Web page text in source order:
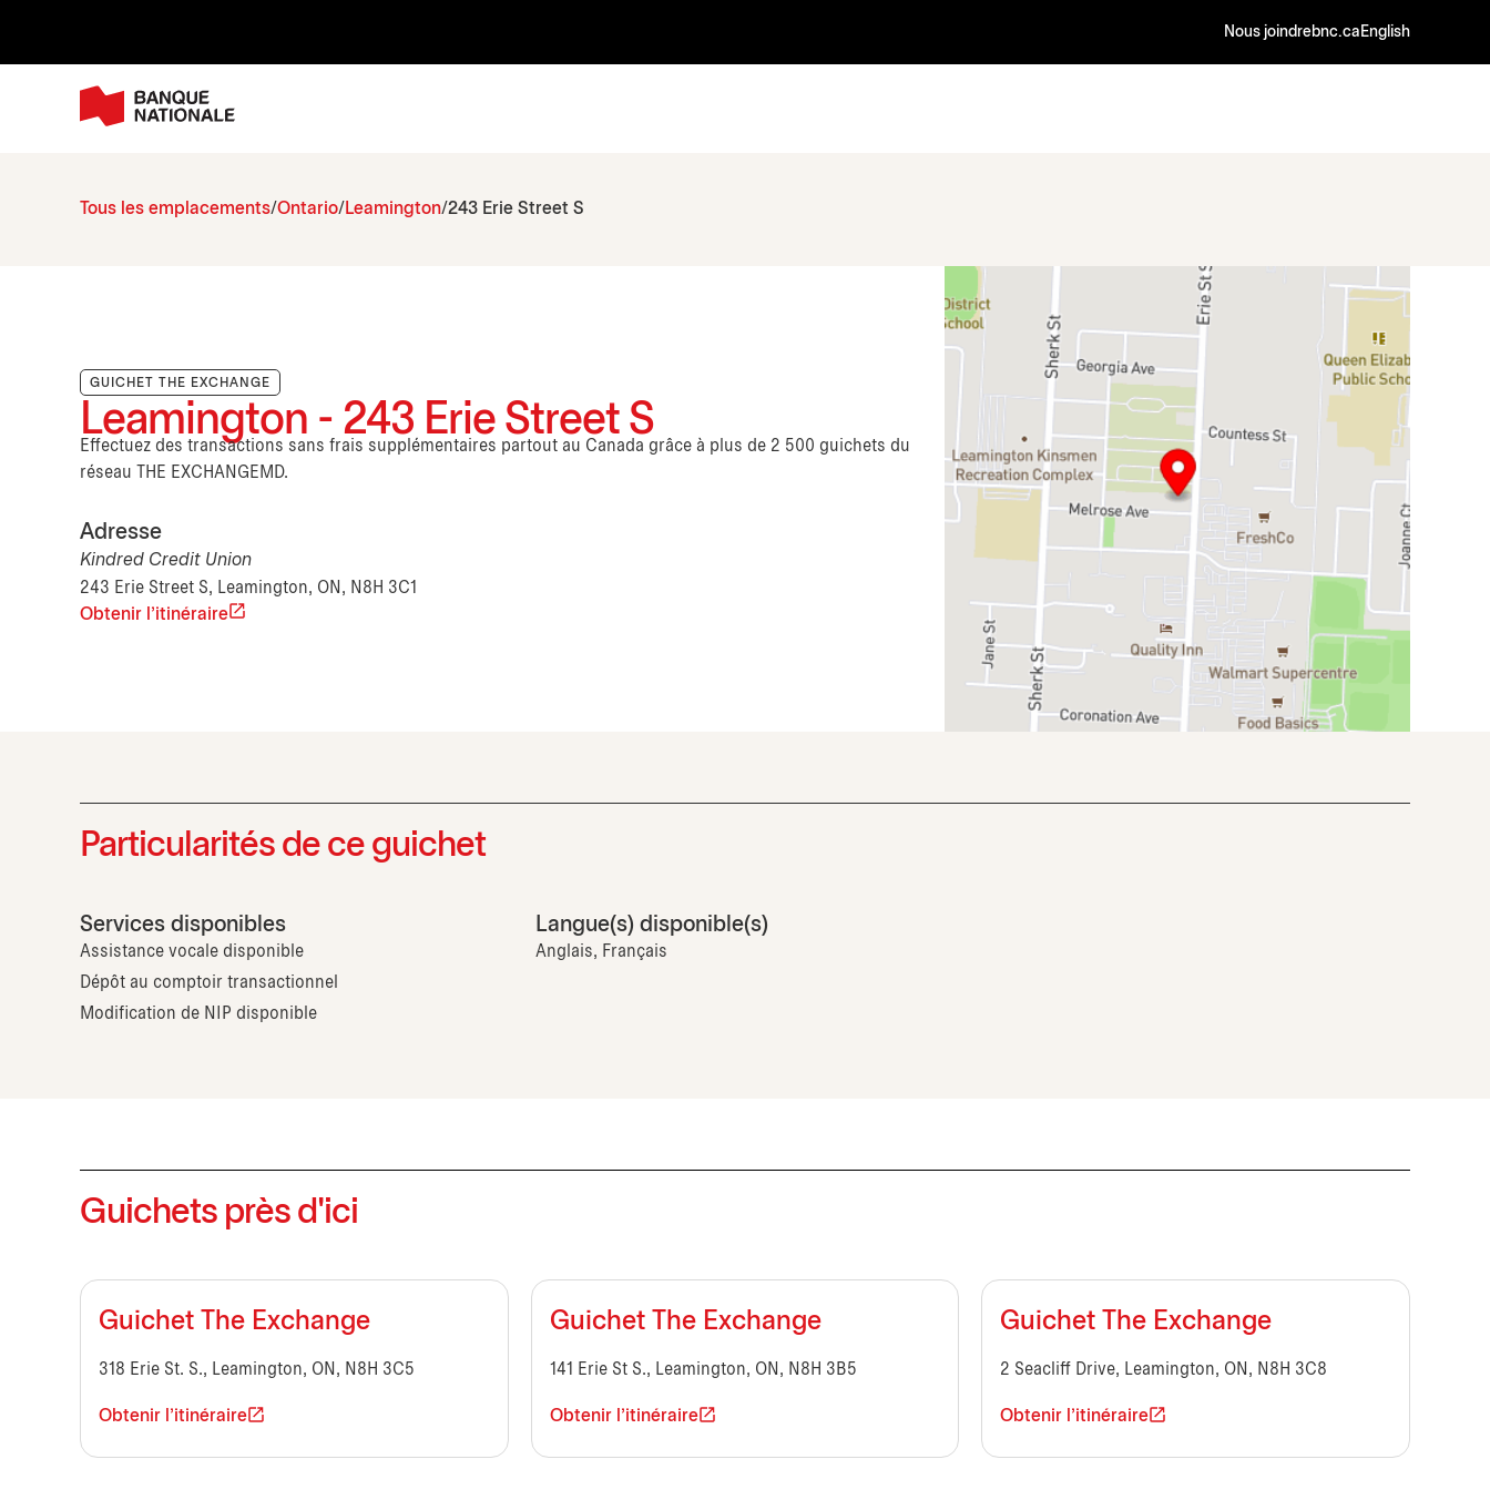
Nous joindrebnc.ca English
Tous les emplacements Ontario Leamington 243 Erie Street S
GUICHET THE EXCHANGE
Leamington - 243 Erie Street S
Effectuez des transactions sans frais supplémentaires partout au Canada grâce à plus de 2 500 guichets du
réseau THE EXCHANGEMD.
Adresse
Kindred Credit Union
243 Erie Street S, Leamington, ON, N8H 3C1
Obtenir l'itinéraire
Particularités de ce guichet
Services disponibles
Assistance vocale disponible
Dépôt au comptoir transactionnel
Modification de NIP disponible
Langue(s) disponible(s)
Anglais, Français
Guichets près d'ici
Guichet The Exchange
318 Erie St. S., Leamington, ON, N8H 3C5
Obtenir l'itinéraire
Guichet The Exchange
141 Erie St S., Leamington, ON, N8H 3B5
Obtenir l'itinéraire
Guichet The Exchange
2 Seacliff Drive, Leamington, ON, N8H 3C8
Obtenir l'itinéraire